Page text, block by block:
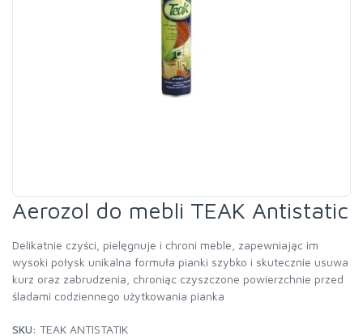
Aerozol do mebli TEAK Antistatic
Delikatnie czyści, pielęgnuje i chroni meble, zapewniając im
wysoki połysk unikalna formuła pianki szybko i skutecznie usuwa
kurz oraz zabrudzenia, chroniąc czyszczone powierzchnie przed
śladami codziennego użytkowania pianka
SKU: TEAK ANTISTATIK